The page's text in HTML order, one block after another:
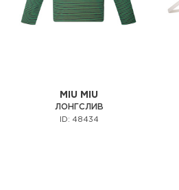
MIU MIU
ЛОНГСЛИВ
ID: 48434